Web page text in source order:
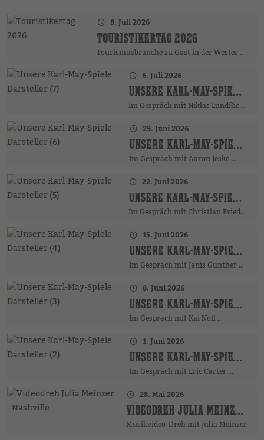
8. Juli 2026
TOURISTIKERTAG 2026
Tourismusbranche zu Gast in der Westernstadt
6. Juli 2026
UNSERE KARL-MAY-SPIELE DARSTELLER (7)
Im Gespräch mit Niklas Lundßien …
29. Juni 2026
UNSERE KARL-MAY-SPIELE DARSTELLER (6)
Im Gespräch mit Aaron Jeske …
22. Juni 2026
UNSERE KARL-MAY-SPIELE DARSTELLER (5)
Im Gespräch mit Christian Friedrich …
15. Juni 2026
UNSERE KARL-MAY-SPIELE DARSTELLER (4)
Im Gespräch mit Janis Günther …
8. Juni 2026
UNSERE KARL-MAY-SPIELE DARSTELLER (3)
Im Gespräch mit Kai Noll …
1. Juni 2026
UNSERE KARL-MAY-SPIELE DARSTELLER (2)
Im Gespräch mit Eric Carter …
28. Mai 2026
VIDEODREH JULIA MEINZER - NASHVILLE
Musikvideo-Dreh mit Julia Meinzer